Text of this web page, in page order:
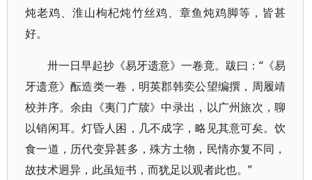
炖老鸡、淮山枸杞炖竹丝鸡、章鱼炖鸡脚等，皆甚
好。
卅一日早起抄《易牙遗意》一卷竟。跋曰：“《易
牙遗意》酝造类一卷，明英郡韩奕公望编撰，周履靖
校并序。余由《夷门广牍》中录出，以广州旅次，聊
以销闲耳。灯昏人困，几不成字，略见其意可矣。饮
食一道，历代变异甚多，殊方土物，民情亦复不同，
故技术迥异，此虽短书，而犹足以观者此也。”